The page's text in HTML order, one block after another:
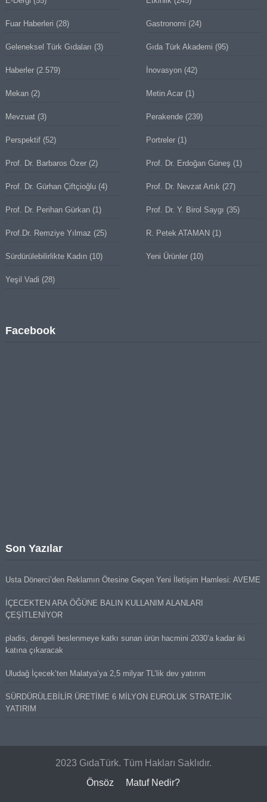
Fuar Haberleri (28) Gastronomi (24)
Geleneksel Türk Gıdaları (3) Gıda Türk Akademi (95)
Haberler(2.579) İnovasyon (42)
Mekan(2) Metin Acar (1)
Mevzuat(3) Perakende (239)
Perspektif(52) Portreler (1)
Prof. Dr. Barbaros Özer(2) Prof. Dr. Erdoğan Güneş (1)
Prof. Dr. Gürhan Çiftçioğlu(4) Prof. Dr. Nevzat Artık (27)
Prof. Dr. Perihan Gürkan(1) Prof. Dr. Y. Birol Saygı (35)
Prof.Dr. Remziye Yılmaz (25) R. Petek ATAMAN (1)
Sürdürülebilirlikte Kadın(10) Yeni Ürünler (10)
Yeşil Vadi (28)
Facebook
Son Yazılar
Usta Dönerci’den Reklamın Ötesine Geçen Yeni İletişim Hamlesi: AVEME
İÇECEKTEN ARA ÖĞÜNE BALIN KULLANIM ALANLARI
ÇEŞİTLENİYOR
pladis, dengeli beslenmeye katkı sunan ürün hacmini 2030’a kadar iki
katına çıkaracak
Uludağ İçecek’ten Malatya’ya 2,5 milyar TL’lik dev yatırım
SÜRDÜRÜLEBİLİR ÜRETİME 6 MİLYON EUROLUK STRATEJİK
YATIRIM
2023 GıdaTürk. Tüm Hakları Saklıdır.
Önsöz
Matuf Nedir?